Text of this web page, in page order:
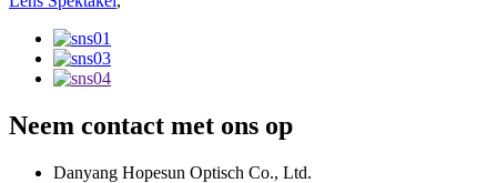
Neem contact met ons op
Danyang Hopesun Optisch Co., Ltd.